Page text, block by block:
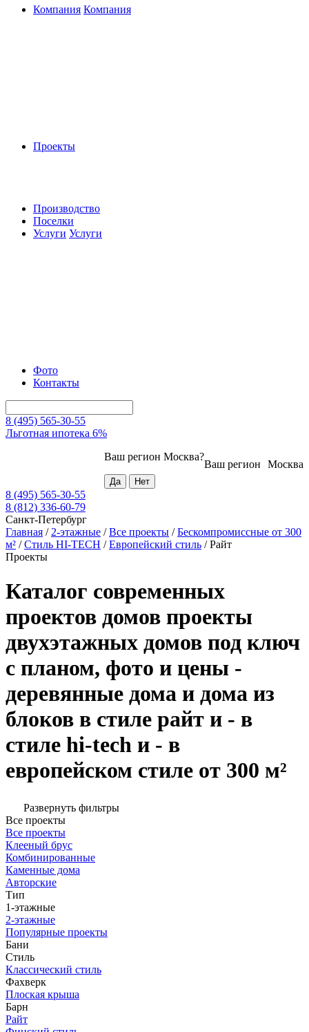
Компания Компания
Проекты
Производство
Поселки
Услуги Услуги
Фото
Контакты
8 (495) 565-30-55
Льготная ипотека 6%
Москва
Ваш регион
Ваш регион Москва?
8 (495) 565-30-55
8 (812) 336-60-79
Санкт-Петербург
Главная / 2-этажные /Все проекты /Бескомпромиссные от 300
м² /Стиль HI-TECH /Европейский стиль /Райт
Проекты
Каталог современных
проектов домов проекты
двухэтажных домов под ключ
с планом, фото и цены -
деревянные дома и дома из
блоков в стиле райт и - в
стиле hi-tech и - в
европейском стиле от 300 м²
Развернуть фильтры
Все проекты
Все проекты
Клееный брус
Комбинированные
Каменные дома
Авторские
Тип
1-этажные
2-этажные
Популярные проекты
Бани
Стиль
Классический стиль
Фахверк
Плоская крыша
Барн
Райт